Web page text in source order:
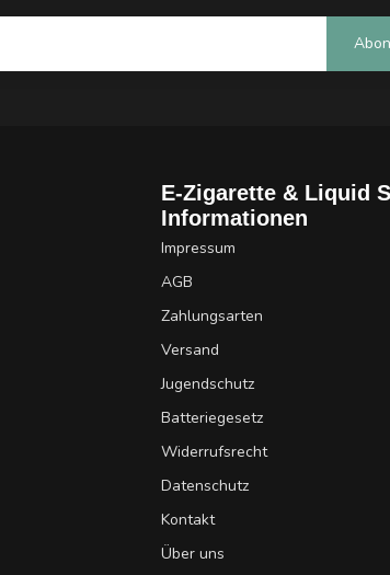
E-Zigarette & Liquid
Informationen
Impressum
AGB
Zahlungsarten
Versand
Jugendschutz
Batteriegesetz
Widerrufsrecht
Datenschutz
Kontakt
Über uns